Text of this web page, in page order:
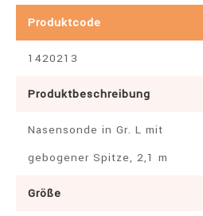
Produktcode
1420213
Produktbeschreibung
Nasensonde in Gr. L mit
gebogener Spitze, 2,1 m
Größe